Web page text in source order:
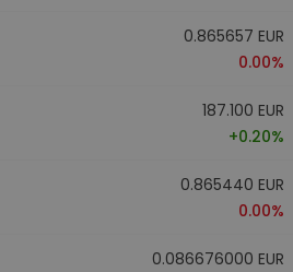
0.865657 EUR
0.00%
187.100 EUR
+0.20%
0.865440 EUR
0.00%
0.086676000 EUR